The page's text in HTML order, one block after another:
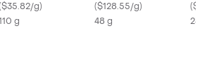
$35.82/g)
g
($128.55/g)
48 g
(